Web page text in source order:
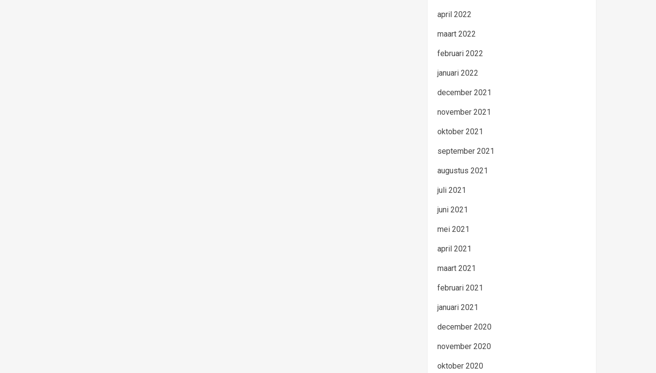
april 2022
maart 2022
februari 2022
januari 2022
december 2021
november 2021
oktober 2021
september 2021
augustus 2021
juli 2021
juni 2021
mei 2021
april 2021
maart 2021
februari 2021
januari 2021
december 2020
november 2020
oktober 2020